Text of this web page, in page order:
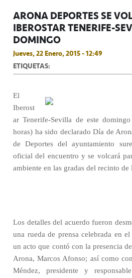
ARONA DEPORTES SE
IBEROSTAR TENERIFE-
DOMINGO
Jueves, 22 Enero, 2015 - 12:49
ETIQUETAS:
El
Iberost
ar Tenerife-Sevilla de este
horas) ha sido declarado Día de
de Deportes del ayuntamiento
oficial del encuentro y se volcará
ambiente en las gradas del recinto de
Los detalles del acuerdo fueron
una rueda de prensa celebrada en
un acto que contó con la presencia
Arona, Marcos Afonso; así como
Méndez, presidente y